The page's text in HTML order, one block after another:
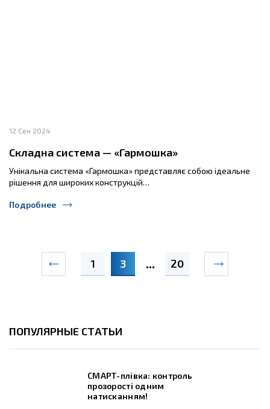
12 Сен 2024
Складна система — «Гармошка»
Унікальна система «Гармошка» представляє собою ідеальне
рішення для широких конструкцій…
Подробнее
1 3 20
ПОПУЛЯРНЫЕ СТАТЬИ
СМАРТ-плівка: контроль
прозорості одним
натисканням!